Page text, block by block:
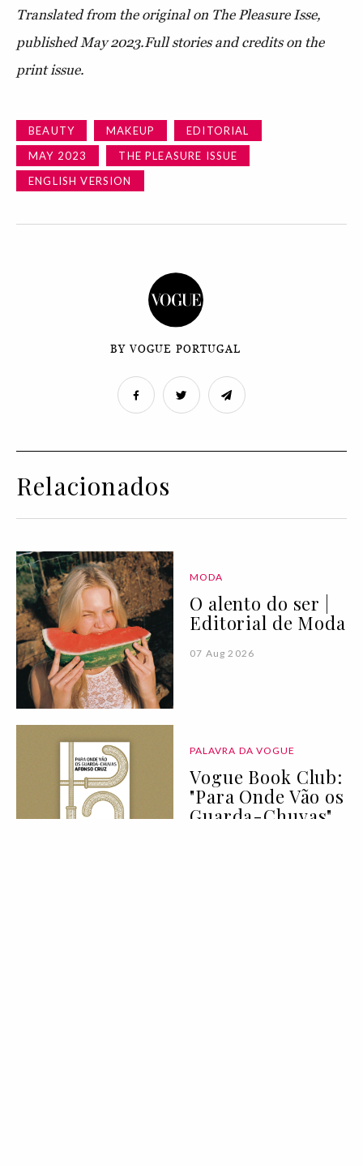
Translated from the original on The Pleasure Isse,
published May 2023.Full stories and credits on the
print issue.
BEAUTY MAKEUP
EDITORIAL
MAY 2023
THE PLEASURE ISSUE
ENGLISH VERSION
BY VOGUE PORTUGAL
Relacionados
MODA
O alento do ser |
Editorial de Moda
07 Aug 2026
PALAVRA DA VOGUE
Vogue Book Club:
"Para Onde Vão os
Guarda-Chuvas"